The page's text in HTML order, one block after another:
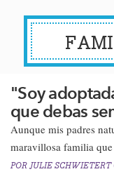
"Soy
que debas
Aunque mis padres
maravillosa familia
POR JULIE SCHWIETERT